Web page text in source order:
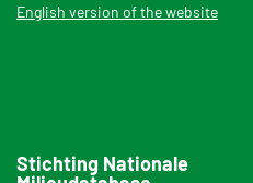
English version of the website
Stichting Nationale